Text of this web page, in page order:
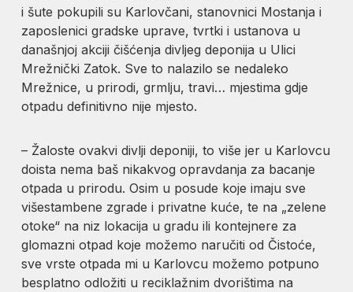
i šute pokupili su Karlovčani, stanovnici Mostanja i
zaposlenici gradske uprave, tvrtki i ustanova u
današnjoj akciji čišćenja divljeg deponija u Ulici
Mrežnički Zatok. Sve to nalazilo se nedaleko
Mrežnice, u prirodi, grmlju, travi… mjestima gdje
otpadu definitivno nije mjesto.
– Žaloste ovakvi divlji deponiji, to više jer u Karlovcu
doista nema baš nikakvog opravdanja za bacanje
otpada u prirodu. Osim u posude koje imaju sve
višestambene zgrade i privatne kuće, te na „zelene
otoke“ na niz lokacija u gradu ili kontejnere za
glomazni otpad koje možemo naručiti od Čistoće,
sve vrste otpada mi u Karlovcu možemo potpuno
besplatno odložiti u reciklažnim dvorištima na